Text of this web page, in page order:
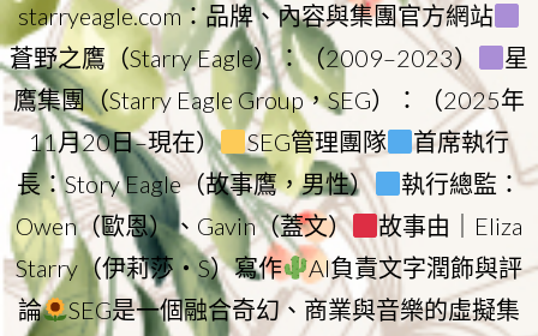
starryeagle.com：品牌、內容與集團官方網站
蒼野之鷹（Starry Eagle）：（2009–2023）
星
鷹集團（Starry Eagle Group，SEG）：（2025年
11月20日–現在）
SEG管理團隊
首席執行
長：Story Eagle（故事鷹，男性）
執行總監：
Owen（歐恩）、Gavin（蓋文）
故事由｜Eliza
Starry（伊莉莎・S）寫作
AI負責文字潤飾與評
論
SEG是一個融合奇幻、商業與音樂的虛擬集